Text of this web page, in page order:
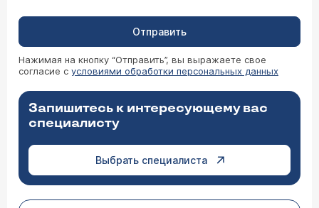
Отправить
Нажимая на кнопку “Отправить”, вы выражаете свое
согласие с условиями обработки персональных данных
Запишитесь к интересующему вас
специалисту
Выбрать специалиста